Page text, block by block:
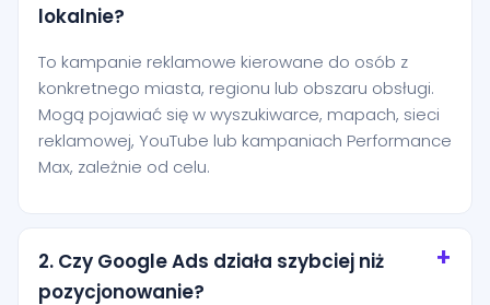
lokalnie?
To kampanie reklamowe kierowane do osób z
konkretnego miasta, regionu lub obszaru obsługi.
Mogą pojawiać się w wyszukiwarce, mapach, sieci
reklamowej, YouTube lub kampaniach Performance
Max, zależnie od celu.
2. Czy Google Ads działa szybciej niż
pozycjonowanie?